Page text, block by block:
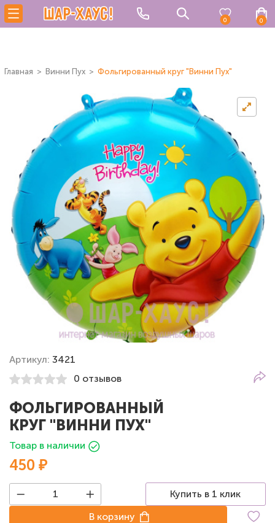
0 0
Главная Винни Пух Фольгированный круг "Винни Пух"
Артикул: 3421
0 отзывов
ФОЛЬГИРОВАННЫЙ
КРУГ "ВИННИ ПУХ"
Товар в наличии
450 ₽
Купить в 1 клик
В корзину